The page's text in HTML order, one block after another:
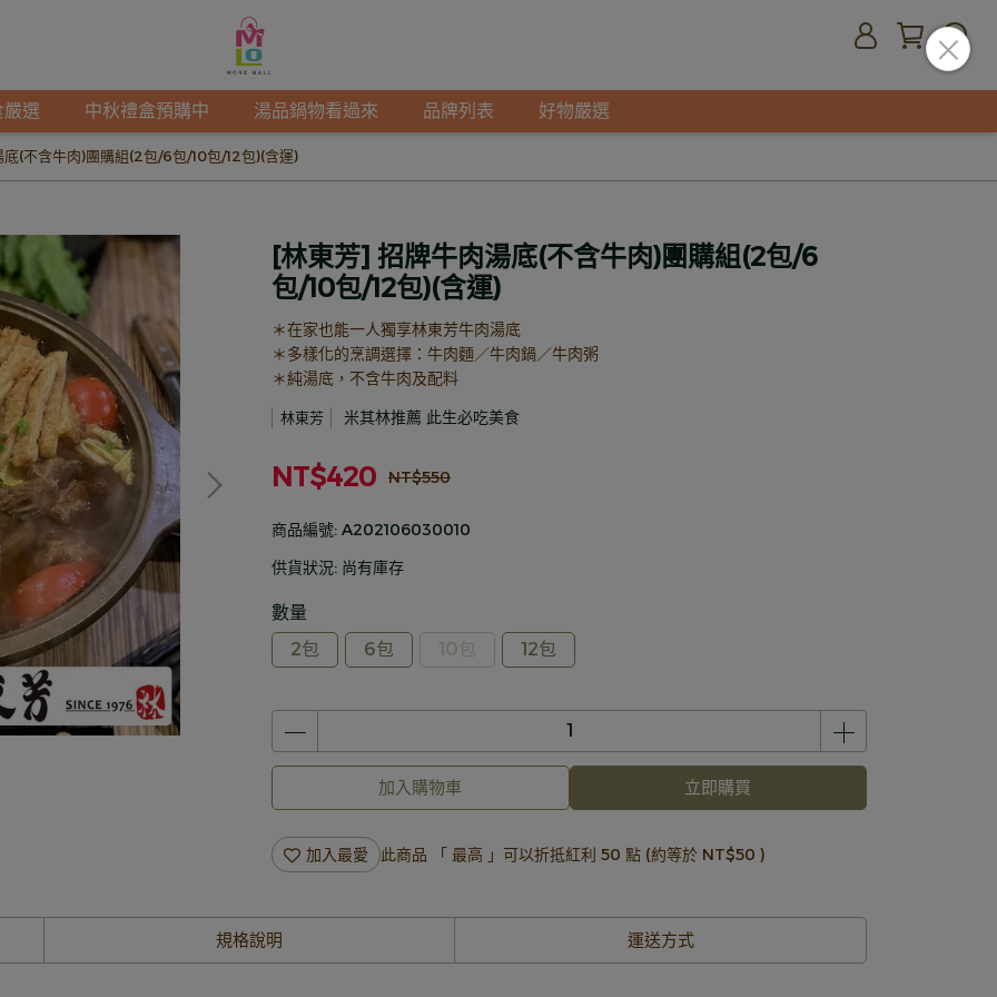
選 中秋禮盒預購中 湯品鍋物看過來 品牌列表 好物嚴選
(不含牛肉)團購組(2包/6包/10包/12包)(含運)
[林東芳] 招牌牛肉湯底(不含牛肉)團購組(2包/6
包/10包/12包)(含運)
＊在家也能一人獨享林東芳牛肉湯底
＊多樣化的烹調選擇：牛肉麵／牛肉鍋／牛肉粥
＊純湯底，不含牛肉及配料
林東芳 米其林推薦 此生必吃美食
NT$420 NT$550
商品編號: A202106030010
供貨狀況: 尚有庫存
數量
2包
6包 10包 12包
加入購物車 立即購買
加入最愛 此商品 「 最高 」可以折抵紅利 50 點 (約等於 NT$50 )
規格說明 運送方式